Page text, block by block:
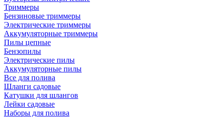
Триммеры
Бензиновые триммеры
Электрические триммеры
Аккумуляторные триммеры
Пилы цепные
Бензопилы
Электрические пилы
Аккумуляторные пилы
Все для полива
Шланги садовые
Катушки для шлангов
Лейки садовые
Наборы для полива